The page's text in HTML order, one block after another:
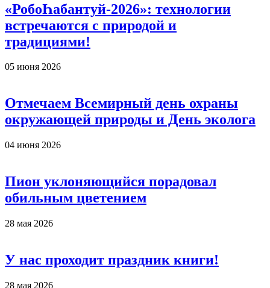
«РобоҺабантуй-2026»: технологии
встречаются с природой и
традициями!
05 июня 2026
Отмечаем Всемирный день охраны
окружающей природы и День эколога
04 июня 2026
Пион уклоняющийся порадовал
обильным цветением
28 мая 2026
У нас проходит праздник книги!
28 мая 2026